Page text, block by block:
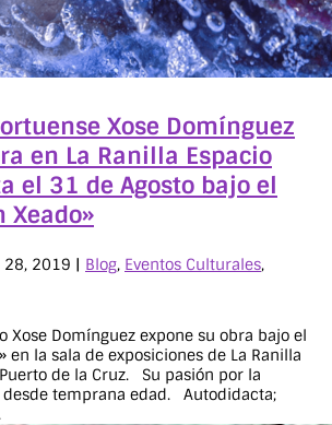
Xose Domínguez
en La Ranilla Espacio
el 31 de Agosto bajo el
28, 2019 | Blog, Eventos Culturales,
Xose Domínguez expone su obra bajo el
en la sala de exposiciones de La Ranilla
de la Cruz. Su pasión por la
temprana edad. Autodidacta;